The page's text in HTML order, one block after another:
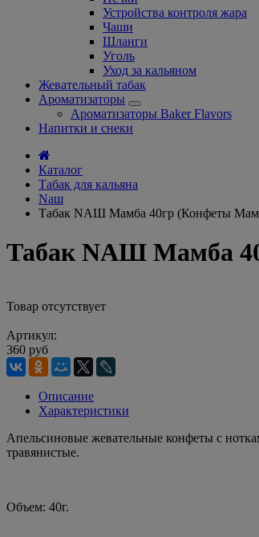
Устройства контроля жара
Чаши
Шланги
Уголь
Уход за кальяном
Жевательный табак
Ароматизаторы
Ароматизаторы Baker Flavors
Напитки и снеки
Каталог
Табак для кальяна
Nаш
Табак NАШ Мамба 40гр (Конфеты
Табак NАШ Мамба
Товар отсутствует
Артикул:
360 руб
Описание
Характеристики
Апельсиновые жевательные конфеты с
травянистые.
Объем: 40г.